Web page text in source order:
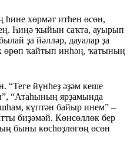
хөрмәт итһен өсөн,
Һиңә ҡыйын саҡта, ауырып
ҙа йәлләр, дауалар ҙа
өрөп ҡайтып инһәң, ҡатының
“Теге йүнһеҙ әҙәм кеше
“Атаһының ярҙамында
күптән байыр инем” –
биҙәмәй. Көнсөллөк бер
быны көсһөҙлөгөң өсөн